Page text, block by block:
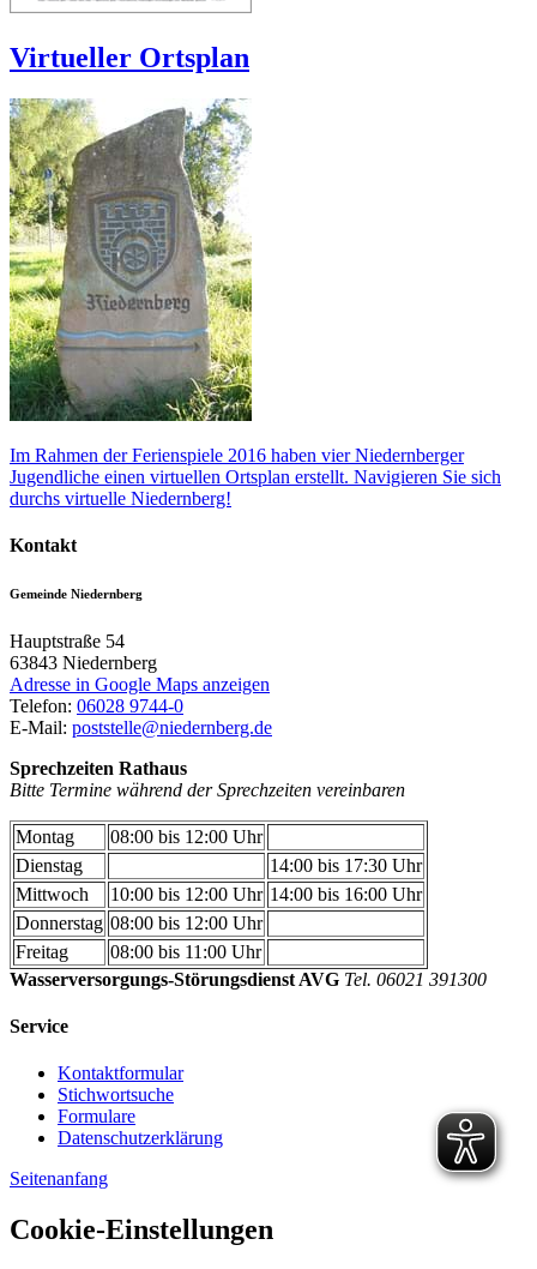
Virtueller Ortsplan
Im Rahmen der Ferienspiele 2016 haben vier Niedernberger
Jugendliche einen virtuellen Ortsplan erstellt. Navigieren Sie sich
durchs virtuelle Niedernberg!
Kontakt
Gemeinde Niedernberg
Hauptstraße 54
63843 Niedernberg
Adresse in Google Maps anzeigen
Telefon: 06028 9744-0
E-Mail: poststelle@niedernberg.de
Sprechzeiten Rathaus
Bitte Termine während der Sprechzeiten vereinbaren
Montag
08:00 bis 12:00 Uhr
Dienstag
14:00 bis 17:30 Uhr
Mittwoch
10:00 bis 12:00 Uhr 14:00 bis 16:00 Uhr
Donnerstag 08:00 bis 12:00 Uhr
Freitag
08:00 bis 11:00 Uhr
Wasserversorgungs-Störungsdienst AVG Tel. 06021 391300
Service
Kontaktformular
Stichwortsuche
Formulare
Datenschutzerklärung
Seitenanfang
Cookie-Einstellungen